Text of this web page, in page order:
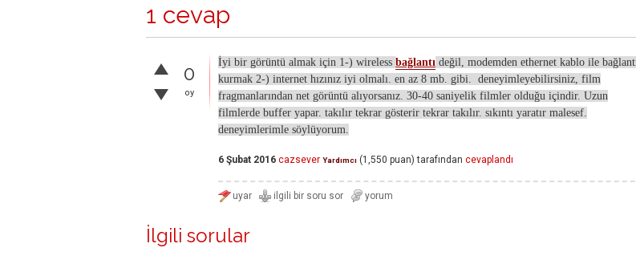
1 cevap
0
oy
İyi bir görüntü almak için 1-) wireless bağlantı değil, modemden ethernet kablo ile
kurmak 2-) internet hızınız iyi olmalı. en az 8 mb. gibi. deneyimleyebilirsiniz, film
fragmanlarından net görüntü alıyorsanız. 30-40 saniyelik filmler olduğu içindir. Uzun
filmlerde buffer yapar. takılır tekrar gösterir tekrar takılır. sıkıntı yaratır malesef.
deneyimlerimle söylüyorum.
6 Şubat 2016 cazsever Yardımcı (1,550 puan) tarafından cevaplandı
İlgili sorular